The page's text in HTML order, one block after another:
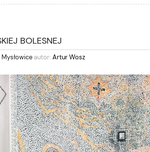
BOLESNEJ
Mysłowice autor: Artur Wosz